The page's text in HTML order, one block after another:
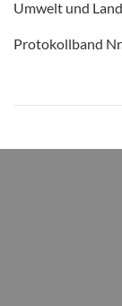
Umwelt und
Protokollband